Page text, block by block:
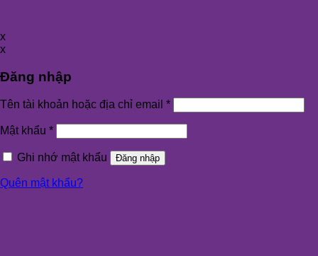
x
x
Đăng nhập
Tên tài khoản hoặc địa chỉ email *
Mật khẩu *
Ghi nhớ mật khẩu Đăng nhập
Quên mật khẩu?